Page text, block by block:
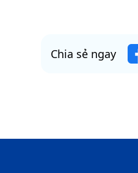
Chia sẻ ngay